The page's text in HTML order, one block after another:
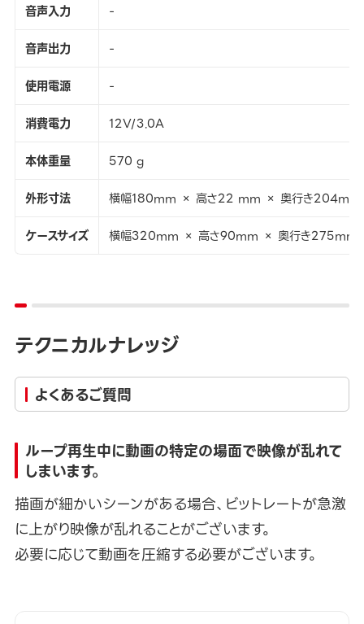
音声入力
-
音声出力
-
使用電源
-
消費電力
12V/3.0A
本体重量
570 g
外形寸法
横幅180mm × 高さ22 mm × 奥行き204mm
ケースサイズ
横幅320mm × 高さ90mm × 奥行き275mm
テクニカルナレッジ
よくあるご質問
ループ再生中に動画の特定の場面で映像が乱れて
しまいます。
描画が細かいシーンがある場合、ビットレートが急激
に上がり映像が乱れることがございます。
必要に応じて動画を圧縮する必要がございます。